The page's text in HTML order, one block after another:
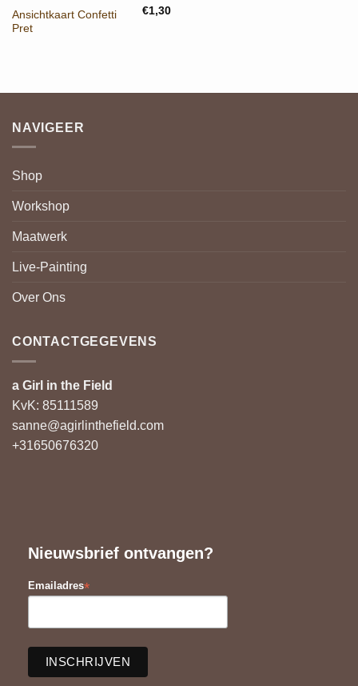
Ansichtkaart Confetti
Pret
€1,30
NAVIGEER
Shop
Workshop
Maatwerk
Live-Painting
Over Ons
CONTACTGEGEVENS
a Girl in the Field
KvK: 85111589
sanne@agirlinthefield.com
+31650676320
Nieuwsbrief ontvangen?
Emailadres*